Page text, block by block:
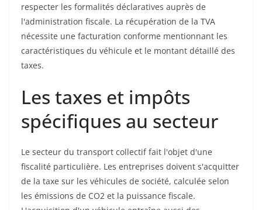
respecter les formalités déclaratives auprès de
l'administration fiscale. La récupération de la TVA
nécessite une facturation conforme mentionnant les
caractéristiques du véhicule et le montant détaillé des
taxes.
Les taxes et impôts
spécifiques au secteur
Le secteur du transport collectif fait l'objet d'une
fiscalité particulière. Les entreprises doivent s'acquitter
de la taxe sur les véhicules de société, calculée selon
les émissions de CO2 et la puissance fiscale.